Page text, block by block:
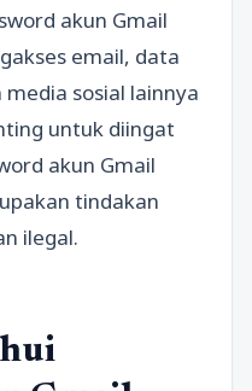
akun Gmail
email, data
sosial lainnya
untuk diingat
akun Gmail
tindakan
ilegal.